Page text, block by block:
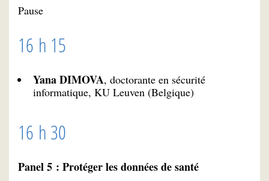
Pause
16 h 15
Yana DIMOVA, doctorante en sécurité
informatique, KU Leuven (Belgique)
16 h 30
Panel 5 : Protéger les données de santé